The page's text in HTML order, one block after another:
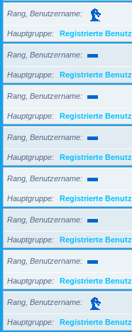
Rang, Benutzername
Hauptgruppe Registrierte
Rang, Benutzername
Hauptgruppe Registrierte
Rang, Benutzername
Hauptgruppe Registrierte
Rang, Benutzername
Hauptgruppe Registrierte
Rang, Benutzername
Hauptgruppe Registrierte
Rang, Benutzername
Hauptgruppe Registrierte
Rang, Benutzername
Hauptgruppe Registrierte
Rang, Benutzername
Hauptgruppe Registrierte